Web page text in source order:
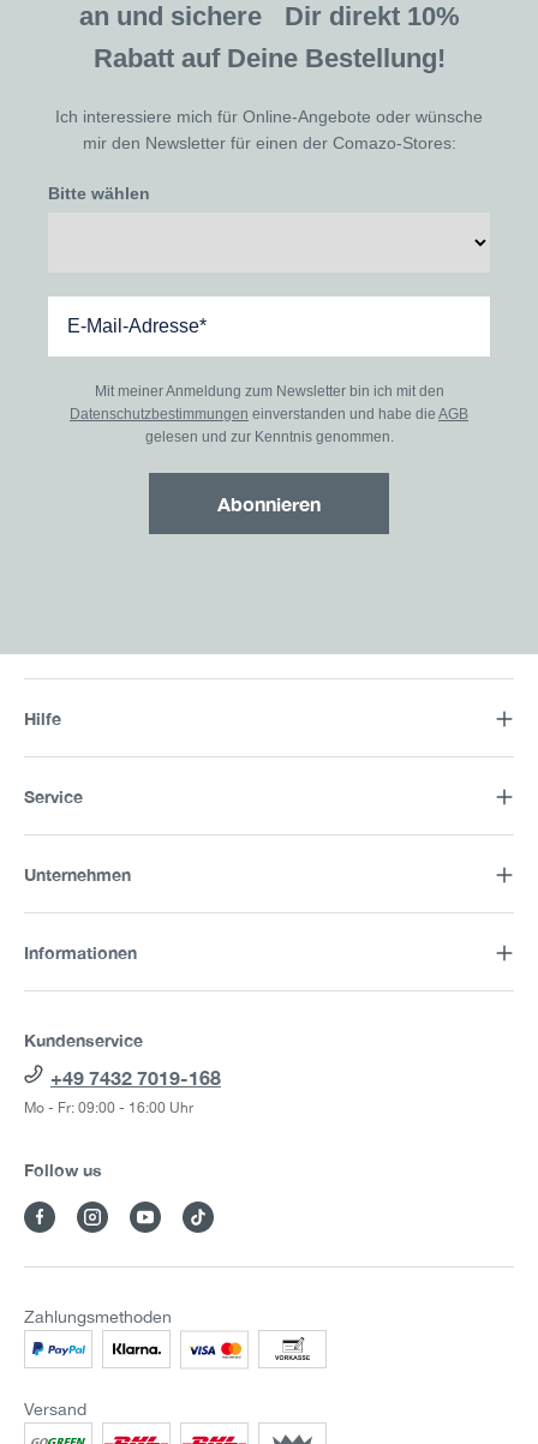
an und sichere Dir direkt 10%
Rabatt auf Deine Bestellung!
Ich interessiere mich für Online-Angebote oder wünsche
mir den Newsletter für einen der Comazo-Stores:
Bitte wählen
Mit meiner Anmeldung zum Newsletter bin ich mit den
Datenschutzbestimmungen einverstanden und habe die AGB
gelesen und zur Kenntnis genommen.
Abonnieren
Hilfe
Service
Unternehmen
Informationen
Kundenservice
+49 7432 7019-168
Mo - Fr: 09:00 - 16:00 Uhr
Follow us
Zahlungsmethoden
Versand